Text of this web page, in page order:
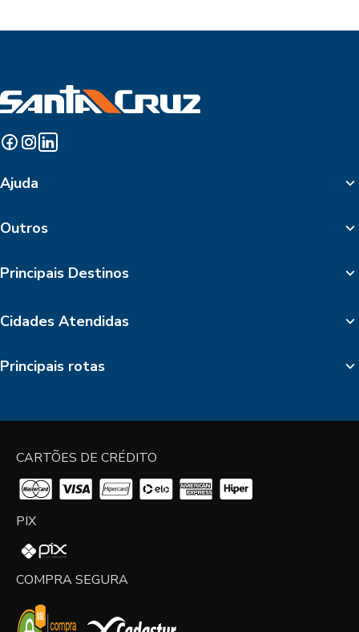
Ajuda
Outros
Principais Destinos
Cidades Atendidas
Principais rotas
CARTÕES DE CRÉDITO
PIX
COMPRA SEGURA